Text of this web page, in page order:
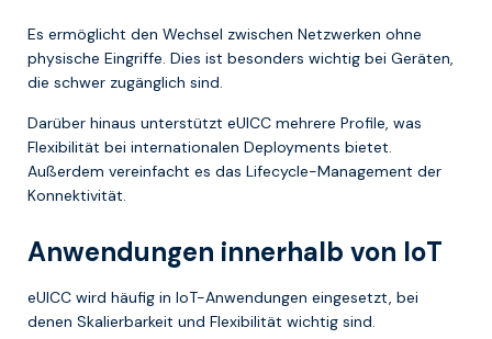
Es ermöglicht den Wechsel zwischen Netzwerken ohne
physische Eingriffe. Dies ist besonders wichtig bei Geräten,
die schwer zugänglich sind.
Darüber hinaus unterstützt eUICC mehrere Profile, was
Flexibilität bei internationalen Deployments bietet.
Außerdem vereinfacht es das Lifecycle-Management der
Konnektivität.
Anwendungen innerhalb von IoT
eUICC wird häufig in IoT-Anwendungen eingesetzt, bei
denen Skalierbarkeit und Flexibilität wichtig sind.